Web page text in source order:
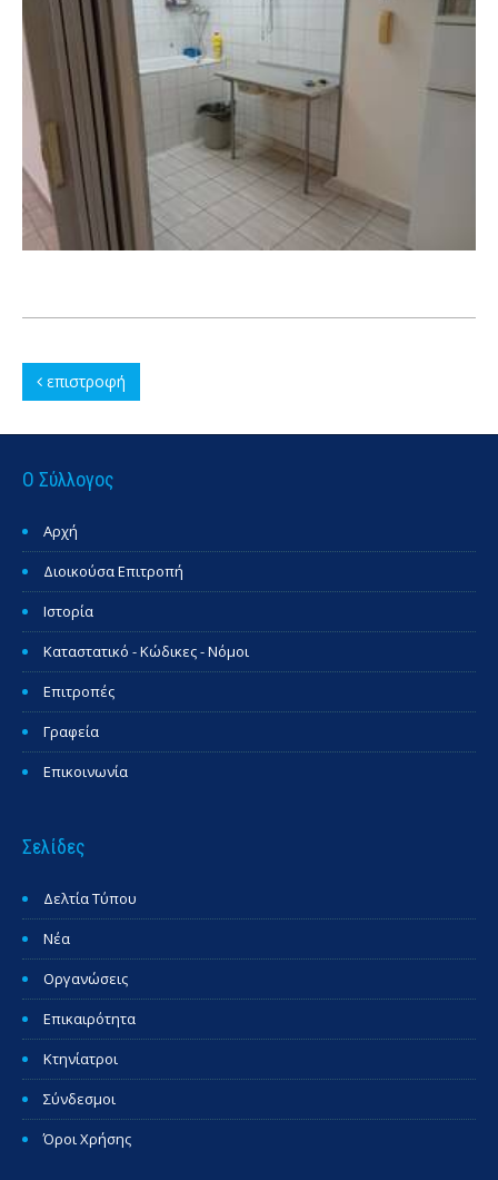
επιστροφή
Ο Σύλλογος
Αρχή
Διοικούσα Επιτροπή
Ιστορία
Καταστατικό - Κώδικες - Νόμοι
Επιτροπές
Γραφεία
Επικοινωνία
Σελίδες
Δελτία Τύπου
Νέα
Οργανώσεις
Επικαιρότητα
Κτηνίατροι
Σύνδεσμοι
Όροι Χρήσης